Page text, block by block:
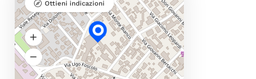
Ottieni indicazioni